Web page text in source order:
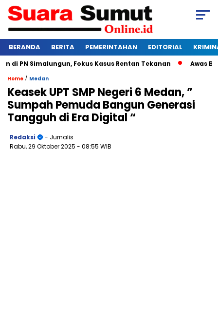
BERANDA BERITA PEMERINTAHAN EDITORIAL
Simalungun, Fokus Kasus Rentan Tekanan Awas
Home / Medan
Keasek UPT SMP Negeri 6 Medan, ”
Sumpah Pemuda Bangun Generasi
Tangguh di Era Digital “
Redaksi
- Jurnalis
Rabu, 29 Oktober 2025 - 08:55 WIB